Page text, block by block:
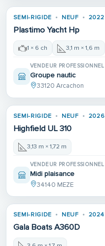
SEMI-RIGIDE NEUF 2022
Plastimo Yacht Hp
1 × 6 ch 3,1 m × 1,6 m
VENDEUR PROFESSIONNEL
Groupe nautic
33120 Arcachon
SEMI-RIGIDE NEUF 2026
Highfield UL 310
3,13 m × 1,72 m
VENDEUR PROFESSIONNEL
Midi plaisance
34140 MEZE
SEMI-RIGIDE NEUF 2024
Gala Boats A360D